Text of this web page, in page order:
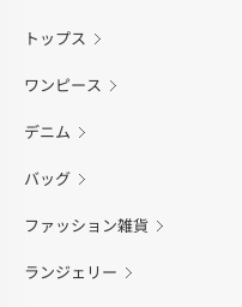
トップス
ワンピース
デニム
バッグ
ファッション雑貨
ランジェリー